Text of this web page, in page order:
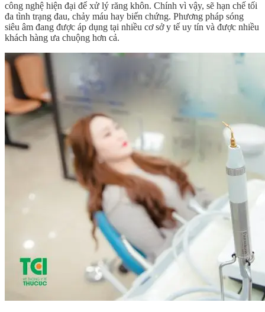
công nghệ hiện đại để xử lý răng khôn. Chính vì vậy, sẽ hạn chế tối
đa tình trạng đau, chảy máu hay biến chứng. Phương pháp sóng
siêu âm đang được áp dụng tại nhiều cơ sở y tế uy tín và được nhiều
khách hàng ưa chuộng hơn cả.